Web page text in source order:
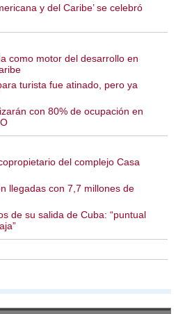
y del Caribe’ se celebró
como motor del desarrollo en
turista fue atinado, pero ya
con 80% de ocupación en
del complejo Casa
llegadas con 7,7 millones de
de su salida de Cuba: “puntual